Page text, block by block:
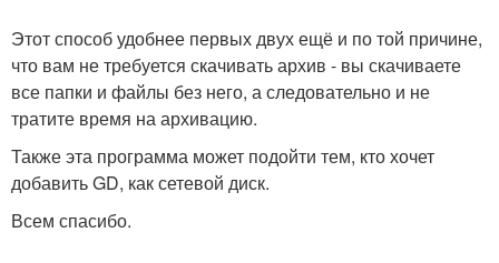
Этот способ удобнее первых двух ещё и по той причине,
что вам не требуется скачивать архив - вы скачиваете
все папки и файлы без него, а следовательно и не
тратите время на архивацию.
Также эта программа может подойти тем, кто хочет
добавить GD, как сетевой диск.
Всем спасибо.